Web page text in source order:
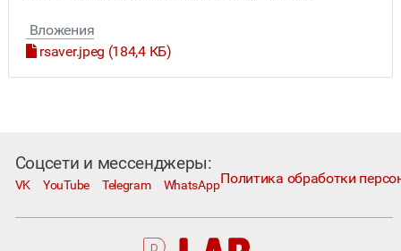
Вложения
rsaver.jpeg (184,4 КБ)
Соцсети и мессенджеры:
VK YouTube Telegram WhatsAppПолитика обработки